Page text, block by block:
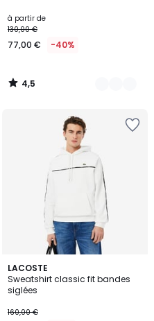
à partir de
130,00 €
77,00 € -40%
4,5
/
LACOSTE
Sweatshirt classic fit bandes
siglées
160,00 €